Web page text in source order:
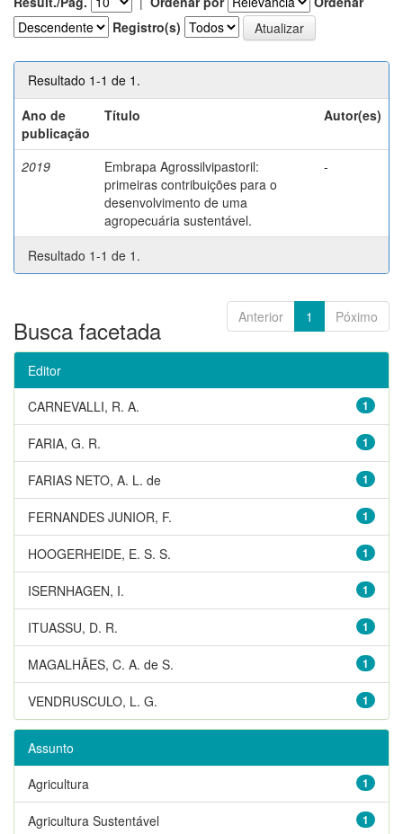
Registro(s)
Resultado 1-1 de 1.
Ano de
publicação
Título Autor(es)
2019
Embrapa Agrossilvipastoril:
primeiras contribuições para o
desenvolvimento de uma
agropecuária sustentável.
-
Resultado 1-1 de 1.
Anterior 1 Póximo
Busca facetada
Editor
1
CARNEVALLI, R. A.
1
FARIA, G. R.
1
FARIAS NETO, A. L. de
1
FERNANDES JUNIOR, F.
1
HOOGERHEIDE, E. S. S.
1
ISERNHAGEN, I.
1
ITUASSU, D. R.
1
MAGALHÃES, C. A. de S.
1
VENDRUSCULO, L. G.
Assunto
1
Agricultura
1
Agricultura Sustentável